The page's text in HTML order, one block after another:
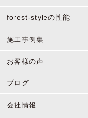
forest-styleの性能
施工事例集
お客様の声
ブログ
会社情報